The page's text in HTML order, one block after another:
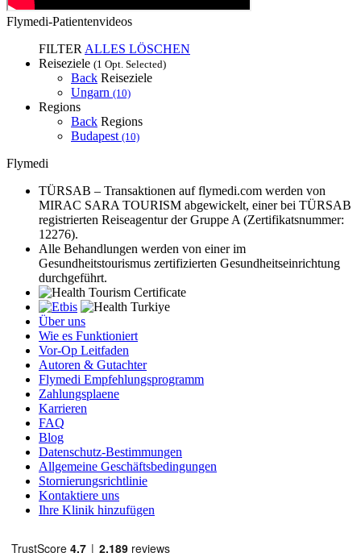
Flymedi-Patientenvideos
FILTER ALLES LÖSCHEN
Reiseziele (1 Opt. Selected)
Back Reiseziele
Ungarn (10)
Regions
Back Regions
Budapest (10)
Flymedi
TÜRSAB – Transaktionen auf flymedi.com werden von
MIRAC SARA TOURISM abgewickelt, einer bei TÜRSAB
registrierten Reiseagentur der Gruppe A (Zertifikatsnummer:
12276).
Alle Behandlungen werden von einer im
Gesundheitstourismus zertifizierten Gesundheitseinrichtung
durchgeführt.
Über uns
Wie es Funktioniert
Vor-Op Leitfaden
Autoren & Gutachter
Flymedi Empfehlungsprogramm
Zahlungsplaene
Karrieren
FAQ
Blog
Datenschutz-Bestimmungen
Allgemeine Geschäftsbedingungen
Stornierungsrichtlinie
Kontaktiere uns
Ihre Klinik hinzufügen